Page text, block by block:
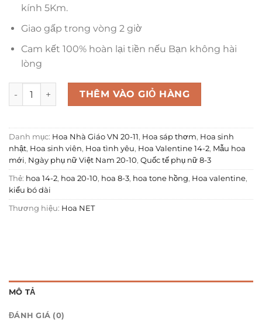
kính 5Km.
Giao gấp trong vòng 2 giờ
Cam kết 100% hoàn lại tiền nếu Bạn không hài
lòng
Bó Hoa Sáp Thơm - Tình Hồng 2 số lượng
THÊM VÀO GIỎ HÀNG
Danh mục: Hoa Nhà Giáo VN 20-11, Hoa sáp thơm, Hoa sinh
nhật, Hoa sinh viên, Hoa tình yêu, Hoa Valentine 14-2, Mẫu hoa
mới, Ngày phụ nữ Việt Nam 20-10, Quốc tế phụ nữ 8-3
Thẻ: hoa 14-2, hoa 20-10, hoa 8-3, hoa tone hồng, Hoa valentine,
kiểu bó dài
Thương hiệu: Hoa NET
MÔ TẢ
ĐÁNH GIÁ (0)